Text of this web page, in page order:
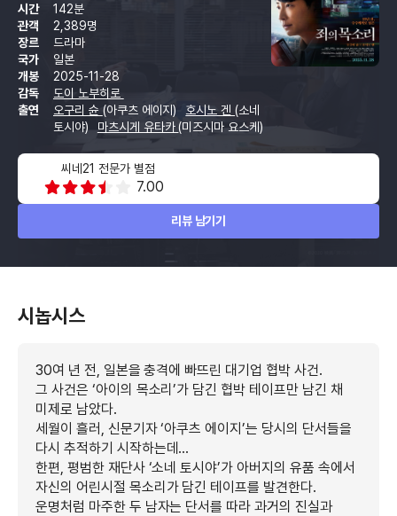
시간
142분
관객
2,389명
장르
드라마
국가
일본
개봉
2025-11-28
감독
도이 노부히로
출연
오구리 슌 (아쿠츠 에이지) 호시노 겐(소네
토시야)
마츠시게 유타카(미즈시마 요스케)
씨네21 전문가 별점
7.00
리뷰 남기기
시놉시스
30여 년 전, 일본을 충격에 빠뜨린 대기업 협박 사건.
그 사건은 ‘아이의 목소리’가 담긴 협박 테이프만 남긴 채
미제로 남았다.
세월이 흘러, 신문기자 ‘아쿠츠 에이지’는 당시의 단서들을
다시 추적하기 시작하는데…
한편, 평범한 재단사 ‘소네 토시야’가 아버지의 유품 속에서
자신의 어린시절 목소리가 담긴 테이프를 발견한다.
운명처럼 마주한 두 남자는 단서를 따라 과거의 진실과